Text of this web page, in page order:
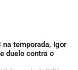
na temporada, Igor
duelo contra o